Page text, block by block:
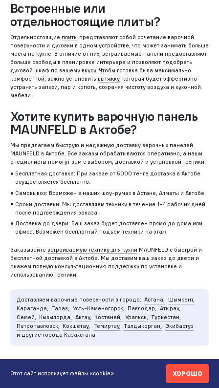
Встроенные или
отдельностоящие плиты?
Отдельностоящие плиты представляют собой сочетание варочной
поверхности и духовки в одном устройстве, что может занимать больше
места на кухне. В отличие от них, встраиваемые панели предоставляют
больше свободы в планировке интерьера и позволяют подобрать
духовой шкаф по вашему вкусу. Чтобы готовка была максимально
комфортной, важно установить вытяжку, которая будет эффективно
устранять запахи, пар и копоть, сохраняя чистоту воздуха и кухонной
мебели.
Хотите купить варочную панель
MAUNFELD в Актобе?
Мы предлагаем быструю и надежную доставку варочных панелей
MAUNFELD в Актобе. Все заказы обрабатываются оперативно, а наши
специалисты помогут вам с выбором, доставкой и установкой техники.
Бесплатная доставка: При заказе от 5000 тенге доставка в Актобе
осуществляется бесплатно.
Самовывоз: Возможен в наших шоу-румах в Астане, Алматы и Актобе.
Сроки доставки: Мы доставляем технику в течение 1-4 рабочих дней
после подтверждения заказа.
Доставка до двери: Ваш заказ будет доставлен прямо до дома или
офиса. Возможен бесплатный подъем техники на этаж.
Заказывайте встраиваемую технику для кухни MAUNFELD с быстрой и
бесплатной доставкой в Актобе. Мы доставим ваш заказ до двери и
окажем полную консультационную поддержку по установке и
использованию техники.
Доставляем варочные поверхности в города: Астана,
Шымкент,
Караганда,
Тараз, Усть-Каменогорск, Павлодар,
Атырау,
Семей,
Кызылорда, Актау, Костанай, Уральск,
Туркестан,
Петропавловск,
Кокшетау, Темиртау, Талдыкорган,
Экибастуз
и другие города Казахстана
Этот сайт использует файлы «cookie» ХОРОШО